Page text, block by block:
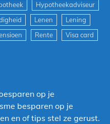
Hypotheekadviseur
Lenen
Lening
Rente Visa card
op je
besparen op je
en of tips stel ze gerust.